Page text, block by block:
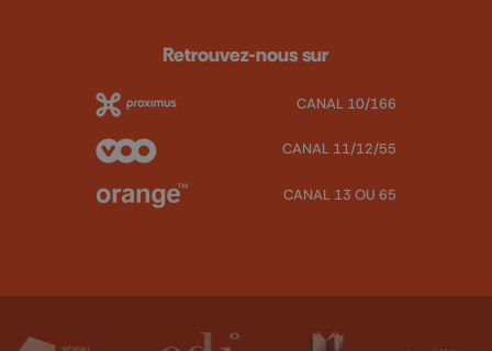
Retrouvez-nous sur
CANAL 10/166
CANAL 11/12/55
CANAL 13 OU 65